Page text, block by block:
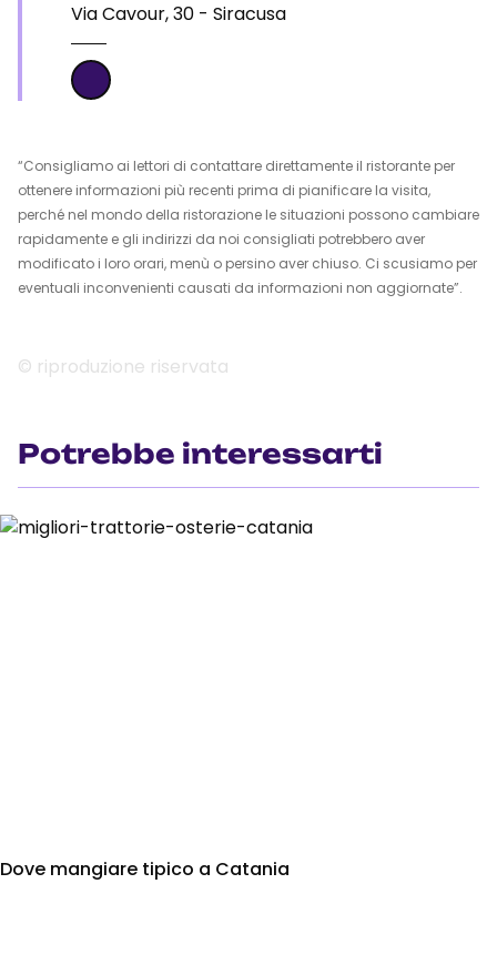
Via Cavour, 30 - Siracusa
“Consigliamo ai lettori di contattare direttamente il ristorante per
ottenere informazioni più recenti prima di pianificare la visita,
perché nel mondo della ristorazione le situazioni possono cambiare
rapidamente e gli indirizzi da noi consigliati potrebbero aver
modificato i loro orari, menù o persino aver chiuso. Ci scusiamo per
eventuali inconvenienti causati da informazioni non aggiornate”.
© riproduzione riservata
Potrebbe interessarti
Dove mangiare tipico a Catania